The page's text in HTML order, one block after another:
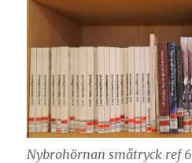
Nybrohörnan småtryck ref 6